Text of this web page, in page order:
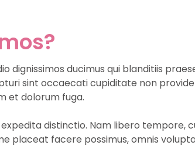
dignissimos ducimus qui blanditiis
sint occaecati cupiditate non
et dolorum fuga.
distinctio. Nam libero tempore,
placeat facere possimus, omnis